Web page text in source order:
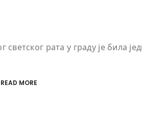
светског рата у граду је била
READ MORE